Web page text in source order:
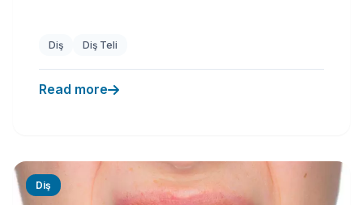
Diş Diş Teli
Read more
Diş